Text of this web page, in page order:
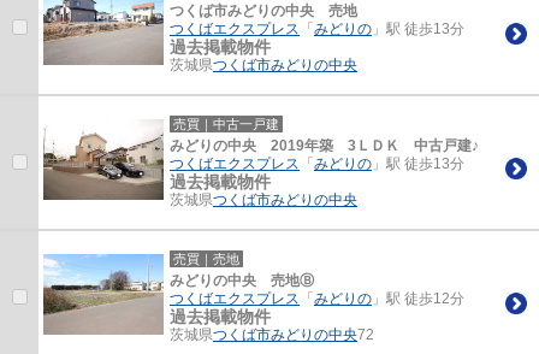
つくば市みどりの中央 売地
つくばエクスプレス 「 みどりの 」駅 徒歩13分
過去掲載物件
茨城県つくば市みどりの中央
売買｜中古一戸建
みどりの中央 2019年築 3ＬＤＫ 中古戸建♪
つくばエクスプレス 「 みどりの 」駅 徒歩13分
過去掲載物件
茨城県つくば市みどりの中央
売買｜売地
みどりの中央 売地Ⓑ
つくばエクスプレス 「 みどりの 」駅 徒歩12分
過去掲載物件
茨城県つくば市みどりの中央72